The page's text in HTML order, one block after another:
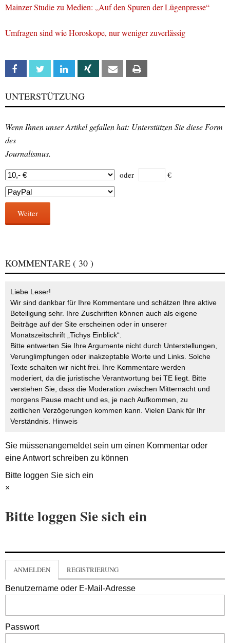
Mainzer Studie zu Medien: „Auf den Spuren der Lügenpresse“
Umfragen sind wie Horoskope, nur weniger zuverlässig
Facebook Twitter Linkedin Xing Email
UNTERSTÜTZUNG
Wenn Ihnen unser Artikel gefallen hat: Unterstützen Sie diese Form
des
Journalismus.
oder €
Weiter
KOMMENTARE ( 30 )
Liebe Leser!
Wir sind dankbar für Ihre Kommentare und schätzen Ihre aktive
Beteiligung sehr. Ihre Zuschriften können auch als eigene
Beiträge auf der Site erscheinen oder in unserer
Monatszeitschrift „Tichys Einblick“.
Bitte entwerten Sie Ihre Argumente nicht durch Unterstellungen,
Verunglimpfungen oder inakzeptable Worte und Links. Solche
Texte schalten wir nicht frei. Ihre Kommentare werden
moderiert, da die juristische Verantwortung bei TE liegt. Bitte
verstehen Sie, dass die Moderation zwischen Mitternacht und
morgens Pause macht und es, je nach Aufkommen, zu
zeitlichen Verzögerungen kommen kann. Vielen Dank für Ihr
Verständnis. Hinweis
Sie müssenangemeldetsein um einen Kommentar oder
eine Antwort schreiben zu können
Bitte loggen Sie sich ein
×
Bitte loggen Sie sich ein
ANMELDEN REGISTRIERUNG
Benutzername oder E-Mail-Adresse
Passwort